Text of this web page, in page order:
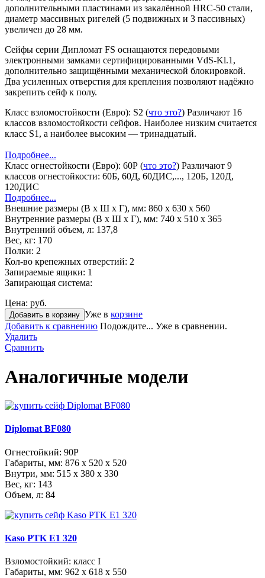
дополнительными пластинами из закалённой HRC-50 стали,
диаметр массивных ригелей (5 подвижных и 3 пассивных)
увеличен до 28 мм.
Сейфы серии Дипломат FS оснащаются передовыми
электронными замками сертифицированными VdS-Kl.1,
дополнительно защищёнными механической блокировкой.
Два усиленных отверстия для крепления позволяют надёжно
закрепить сейф к полу.
Класс взломостойкости (Евро): S2 (что это?) Различают 16
классов взломостойкости сейфов. Наиболее низким считается
класс S1, а наиболее высоким — тринадцатый.
Подробнее...
Класс огнестойкости (Евро): 60Р (что это?) Различают 9
классов огнестойкости: 60Б, 60Д, 60ДИС,..., 120Б, 120Д,
120ДИС
Подробнее...
Внешние размеры (В х Ш х Г), мм: 860 x 630 x 560
Внутренние размеры (В х Ш х Г), мм: 740 x 510 x 365
Внутренний объем, л: 137,8
Вес, кг: 170
Полки: 2
Кол-во крепежных отверстий: 2
Запираемые ящики: 1
Запирающая система:
Цена: руб.
Добавить в корзину Уже в корзине
Добавить к сравнению Подождите... Уже в сравнении.
Удалить
Сравнить
Аналогичные модели
Diplomat BF080
Огнестойкий: 90P
Габариты, мм: 876 x 520 x 520
Внутри, мм: 515 x 380 x 330
Вес, кг: 143
Объем, л: 84
Kaso PTK E1 320
Взломостойкий: класс I
Габариты, мм: 962 x 618 x 550